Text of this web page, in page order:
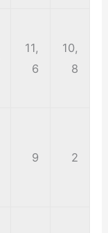
11,
6
10,
8
9 2